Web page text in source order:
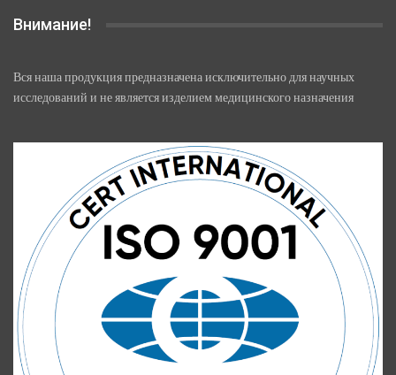
Внимание!
Вся наша продукция предназначена исключительно для научных
исследований и не является изделием медицинского назначения